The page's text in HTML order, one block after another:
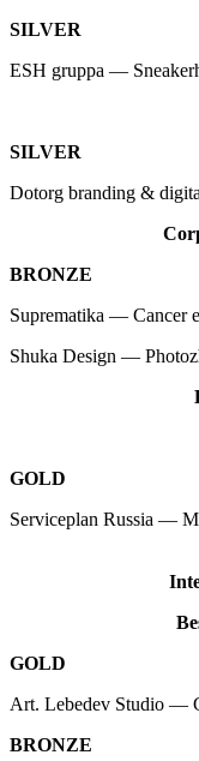
SILVER
ESH gruppa —
SILVER
Dotorg branding &
BRONZE
Suprematika — Cancer
Shuka Design —
GOLD
Serviceplan
GOLD
Art. Lebedev Studio —
BRONZE